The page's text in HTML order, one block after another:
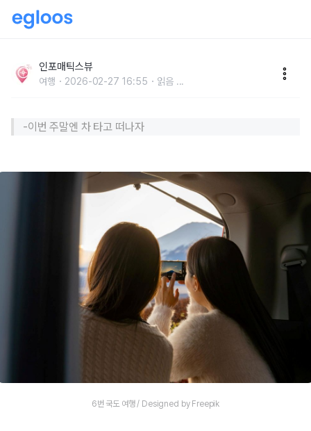
지 4곳은?인포매틱스뷰
여행 2026-02-27 16:55 읽음 ...
-이번 주말엔 차 타고 떠나자
6번 국도 여행 / Designed by Freepik